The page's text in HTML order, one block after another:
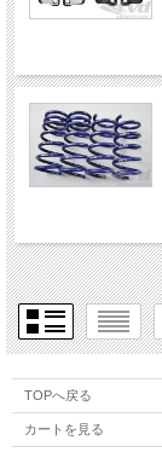
TOPへ戻る
カートを見る